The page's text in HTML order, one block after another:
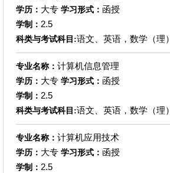
学历： 大专 学习形式： 函授
学制： 2.5
科类与考试科目:语文、英语，数学（理）
专业名称： 计算机信息管理
学历： 大专 学习形式： 函授
学制： 2.5
科类与考试科目:语文、英语，数学（理）
专业名称： 计算机应用技术
学历： 大专 学习形式： 函授
学制： 2.5